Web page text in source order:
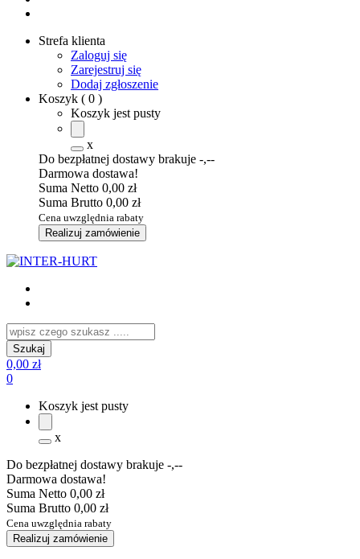
Strefa klienta
Zaloguj się
Zarejestruj się
Dodaj zgłoszenie
Koszyk ( 0 )
Koszyk jest pusty
x
Do bezpłatnej dostawy brakuje -,--
Darmowa dostawa!
Suma Netto 0,00 zł
Suma Brutto 0,00 zł
Cena uwzględnia rabaty
Realizuj zamówienie
0,00 zł
0
Koszyk jest pusty
x
Do bezpłatnej dostawy brakuje -,--
Darmowa dostawa!
Suma Netto 0,00 zł
Suma Brutto 0,00 zł
Cena uwzględnia rabaty
Realizuj zamówienie